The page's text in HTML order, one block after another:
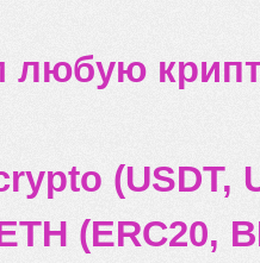
(USDT,
(ERC20,